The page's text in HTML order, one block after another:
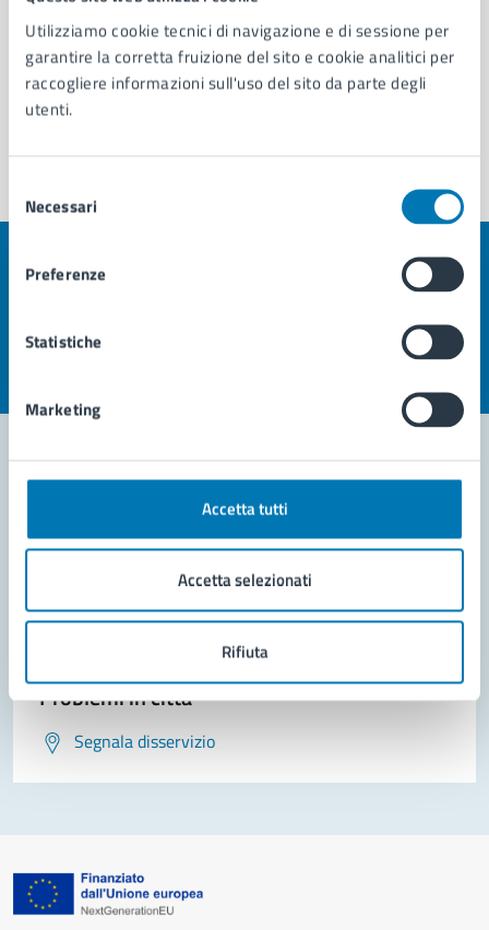
Utilizziamo cookie tecnici di navigazione e di sessione per
garantire la corretta fruizione del sito e cookie analitici per
raccogliere informazioni sull'uso del sito da parte degli
utenti.
delNecessari
Preferenze
Statistiche
Marketing
Accetta tutti
Accetta selezionati
Rifiuta
Leggi di più
Quanto sono chiare le informazioni su questa
Valuta la chiarezza delle informazioni (da 1 a 5 stelle)
Seleziona il numero di stelle per valutare la chiarezza delle
Contatta il comune
Leggi le domande frequenti
Prenota appuntamento
Problemi in città
Segnala disservizio